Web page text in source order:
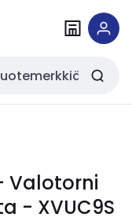
- Valotorni
- XVUC9S